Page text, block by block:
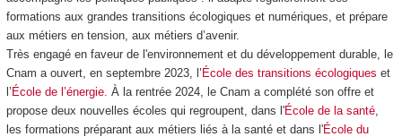
formations aux grandes transitions écologiques et numériques, et prépare
aux métiers en tension, aux métiers d’avenir.
Très engagé en faveur de l'environnement et du développement durable, le
Cnam a ouvert, en septembre 2023, l’ École des transitions écologiques et
l’ École de l’énergie. À la rentrée 2024, le Cnam a complété son offre et
propose deux nouvelles écoles qui regroupent, dans l'École de la santé,
les formations préparant aux métiers liés à la santé et dans l'École du